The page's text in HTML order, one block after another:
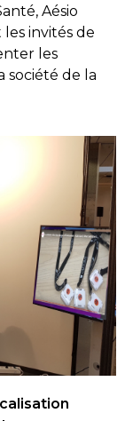
Aésio
invités de
les
société de la